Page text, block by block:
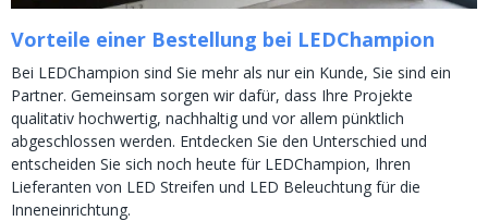
Vorteile einer Bestellung bei LEDChampion
Bei LEDChampion sind Sie mehr als nur ein Kunde, Sie sind ein
Partner. Gemeinsam sorgen wir dafür, dass Ihre Projekte
qualitativ hochwertig, nachhaltig und vor allem pünktlich
abgeschlossen werden. Entdecken Sie den Unterschied und
entscheiden Sie sich noch heute für LEDChampion, Ihren
Lieferanten von LED Streifen und LED Beleuchtung für die
Inneneinrichtung.